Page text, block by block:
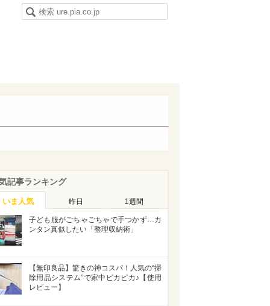
記事ランキング
いま人気 昨日 1週間
子ども服がごちゃごちゃで手つかず…カ
ンタン真似したい「整理収納術」
【無印良品】驚きの神コスパ！人気の“掃
除用品システム”で家中ピカピカ♪【使用
レビュー】